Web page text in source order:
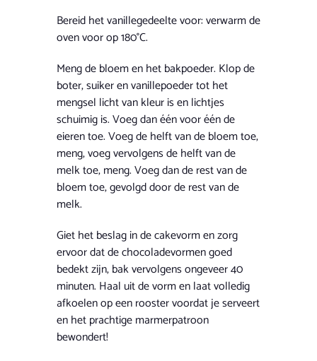
Bereid het vanillegedeelte voor: verwarm de
oven voor op 180°C.
Meng de bloem en het bakpoeder. Klop de
boter, suiker en vanillepoeder tot het
mengsel licht van kleur is en lichtjes
schuimig is. Voeg dan één voor één de
eieren toe. Voeg de helft van de bloem toe,
meng, voeg vervolgens de helft van de
melk toe, meng. Voeg dan de rest van de
bloem toe, gevolgd door de rest van de
melk.
Giet het beslag in de cakevorm en zorg
ervoor dat de chocoladevormen goed
bedekt zijn, bak vervolgens ongeveer 40
minuten. Haal uit de vorm en laat volledig
afkoelen op een rooster voordat je serveert
en het prachtige marmerpatroon
bewondert!